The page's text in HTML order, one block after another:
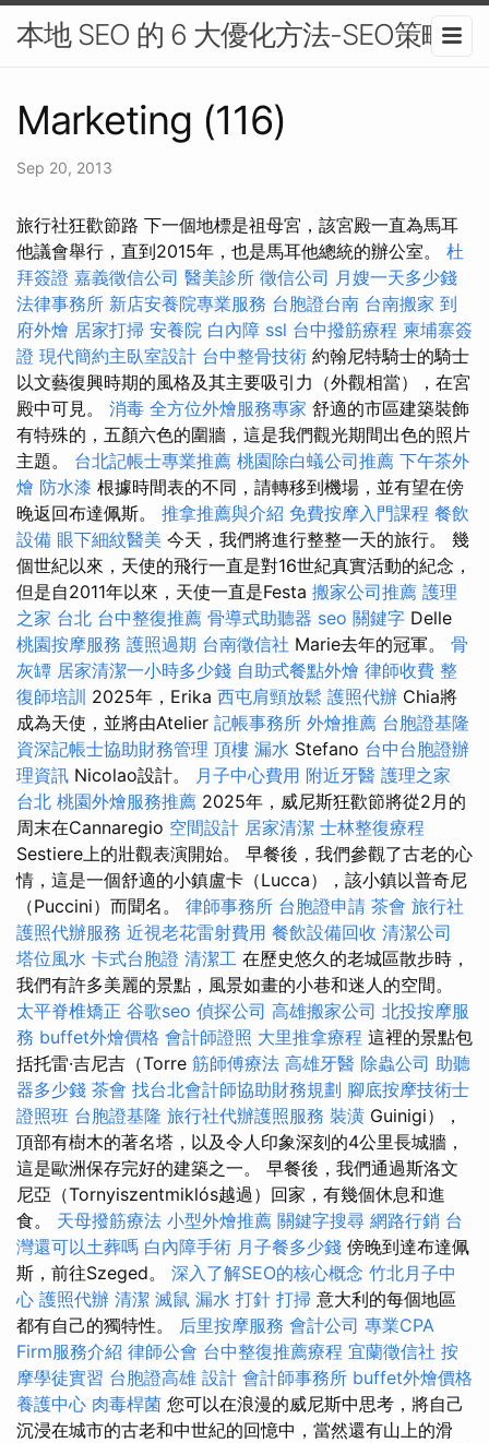
本地 SEO 的 6 大優化方法-SEO策略
Marketing (116)
Sep 20, 2013
旅行社狂歡節路 下一個地標是祖母宮，該宮殿一直為馬耳
他議會舉行，直到2015年，也是馬耳他總統的辦公室。 杜
拜簽證 嘉義徵信公司 醫美診所 徵信公司 月嫂一天多少錢
法律事務所 新店安養院專業服務 台胞證台南 台南搬家 到
府外燴 居家打掃 安養院 白內障 ssl 台中撥筋療程 柬埔寨簽
證 現代簡約主臥室設計 台中整骨技術 約翰尼特騎士的騎士
以文藝復興時期的風格及其主要吸引力（外觀相當），在宮
殿中可見。 消毒 全方位外燴服務專家 舒適的市區建築裝飾
有特殊的，五顏六色的圍牆，這是我們觀光期間出色的照片
主題。 台北記帳士專業推薦 桃園除白蟻公司推薦 下午茶外
燴 防水漆 根據時間表的不同，請轉移到機場，並有望在傍
晚返回布達佩斯。 推拿推薦與介紹 免費按摩入門課程 餐飲
設備 眼下細紋醫美 今天，我們將進行整整一天的旅行。 幾
個世紀以來，天使的飛行一直是對16世紀真實活動的紀念，
但是自2011年以來，天使一直是Festa 搬家公司推薦 護理
之家 台北 台中整復推薦 骨導式助聽器 seo 關鍵字 Delle
桃園按摩服務 護照過期 台南徵信社 Marie去年的冠軍。 骨
灰罈 居家清潔一小時多少錢 自助式餐點外燴 律師收費 整
復師培訓 2025年，Erika 西屯肩頸放鬆 護照代辦 Chia將
成為天使，並將由Atelier 記帳事務所 外燴推薦 台胞證基隆
資深記帳士協助財務管理 頂樓 漏水 Stefano 台中台胞證辦
理資訊 Nicolao設計。 月子中心費用 附近牙醫 護理之家
台北 桃園外燴服務推薦 2025年，威尼斯狂歡節將從2月的
周末在Cannaregio 空間設計 居家清潔 士林整復療程
Sestiere上的壯觀表演開始。 早餐後，我們參觀了古老的心
情，這是一個舒適的小鎮盧卡（Lucca），該小鎮以普奇尼
（Puccini）而聞名。 律師事務所 台胞證申請 茶會 旅行社
護照代辦服務 近視老花雷射費用 餐飲設備回收 清潔公司
塔位風水 卡式台胞證 清潔工 在歷史悠久的老城區散步時，
我們有許多美麗的景點，風景如畫的小巷和迷人的空間。
太平脊椎矯正 谷歌seo 偵探公司 高雄搬家公司 北投按摩服
務 buffet外燴價格 會計師證照 大里推拿療程 這裡的景點包
括托雷·吉尼吉（Torre 筋師傅療法 高雄牙醫 除蟲公司 助聽
器多少錢 茶會 找台北會計師協助財務規劃 腳底按摩技術士
證照班 台胞證基隆 旅行社代辦護照服務 裝潢 Guinigi），
頂部有樹木的著名塔，以及令人印象深刻的4公里長城牆，
這是歐洲保存完好的建築之一。 早餐後，我們通過斯洛文
尼亞（Tornyiszentmiklós越過）回家，有幾個休息和進
食。 天母撥筋療法 小型外燴推薦 關鍵字搜尋 網路行銷 台
灣還可以土葬嗎 白內障手術 月子餐多少錢 傍晚到達布達佩
斯，前往Szeged。 深入了解SEO的核心概念 竹北月子中
心 護照代辦 清潔 滅鼠 漏水 打針 打掃 意大利的每個地區
都有自己的獨特性。 后里按摩服務 會計公司 專業CPA
Firm服務介紹 律師公會 台中整復推薦療程 宜蘭徵信社 按
摩學徒實習 台胞證高雄 設計 會計師事務所 buffet外燴價格
養護中心 肉毒桿菌 您可以在浪漫的威尼斯中思考，將自己
沉浸在城市的古老和中世紀的回憶中，當然還有山上的滑